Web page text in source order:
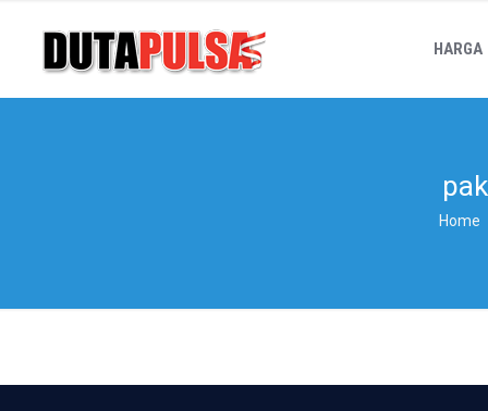
HARGA
Home